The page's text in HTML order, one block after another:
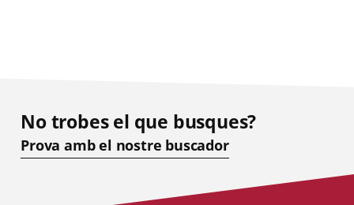
No trobes el que busques?
Prova amb el nostre buscador